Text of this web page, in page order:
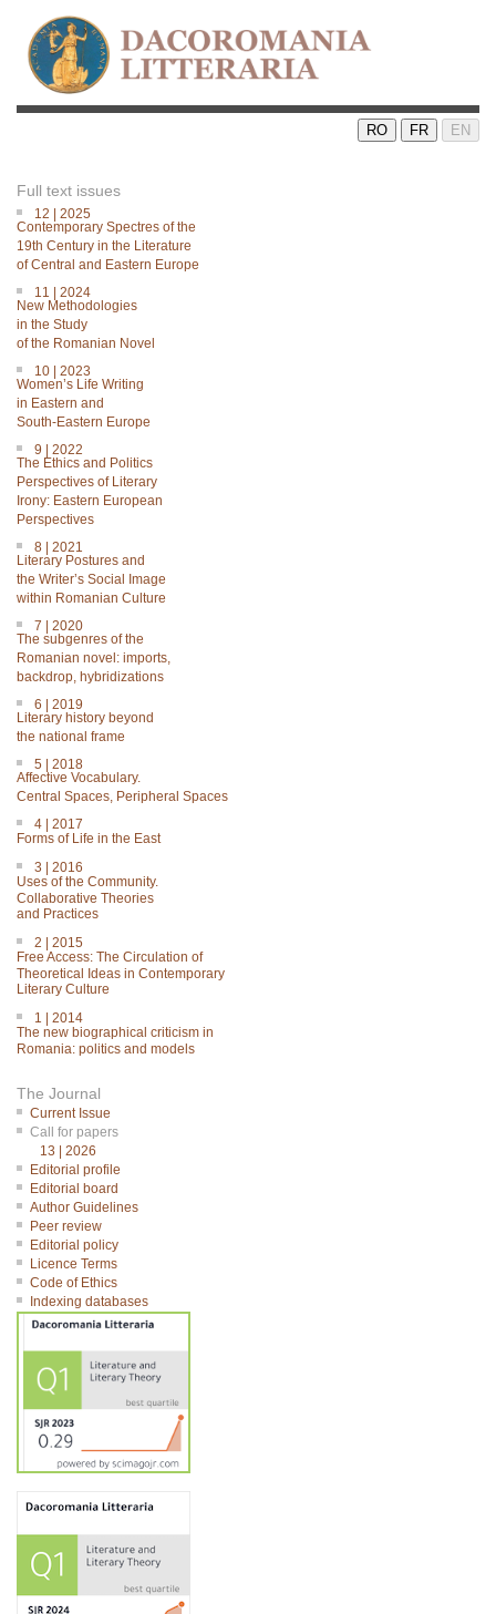
RO FR EN
Full text issues
12 | 2025
Contemporary Spectres of the
19th Century in the Literature
of Central and Eastern Europe
11 | 2024
New Methodologies
in the Study
of the Romanian Novel
10 | 2023
Women’s Life Writing
in Eastern and
South-Eastern Europe
9 | 2022
The Ethics and Politics
Perspectives of Literary
Irony: Eastern European
Perspectives
8 | 2021
Literary Postures and
the Writer’s Social Image
within Romanian Culture
7 | 2020
The subgenres of the
Romanian novel: imports,
backdrop, hybridizations
6 | 2019
Literary history beyond
the national frame
5 | 2018
Affective Vocabulary.
Central Spaces, Peripheral Spaces
4 | 2017
Forms of Life in the East
3 | 2016
Uses of the Community.
Collaborative Theories
and Practices
2 | 2015
Free Access: The Circulation of
Theoretical Ideas in Contemporary
Literary Culture
1 | 2014
The new biographical criticism in
Romania: politics and models
The Journal
Current Issue
Call for papers
13 | 2026
Editorial profile
Editorial board
Author Guidelines
Peer review
Editorial policy
Licence Terms
Code of Ethics
Indexing databases